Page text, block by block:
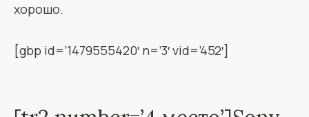
хорошо.
[gbp id=’1479555420′ n=’3′ vid=’452′]